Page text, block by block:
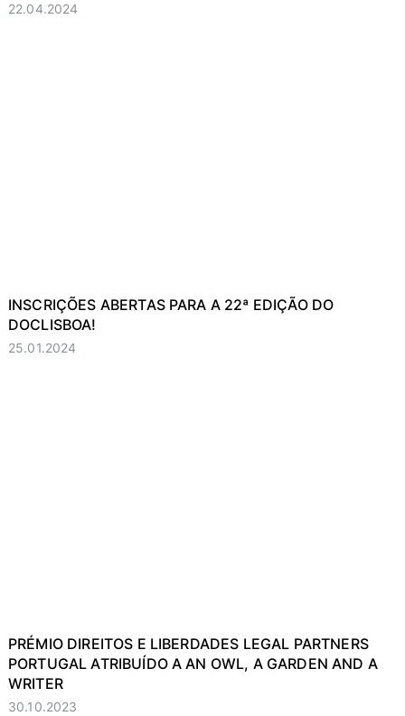
22.04.2024
INSCRIÇÕES ABERTAS PARA A 22ª EDIÇÃO DO
DOCLISBOA!
25.01.2024
PRÉMIO DIREITOS E LIBERDADES LEGAL PARTNERS
PORTUGAL ATRIBUÍDO A AN OWL, A GARDEN AND A
WRITER
30.10.2023